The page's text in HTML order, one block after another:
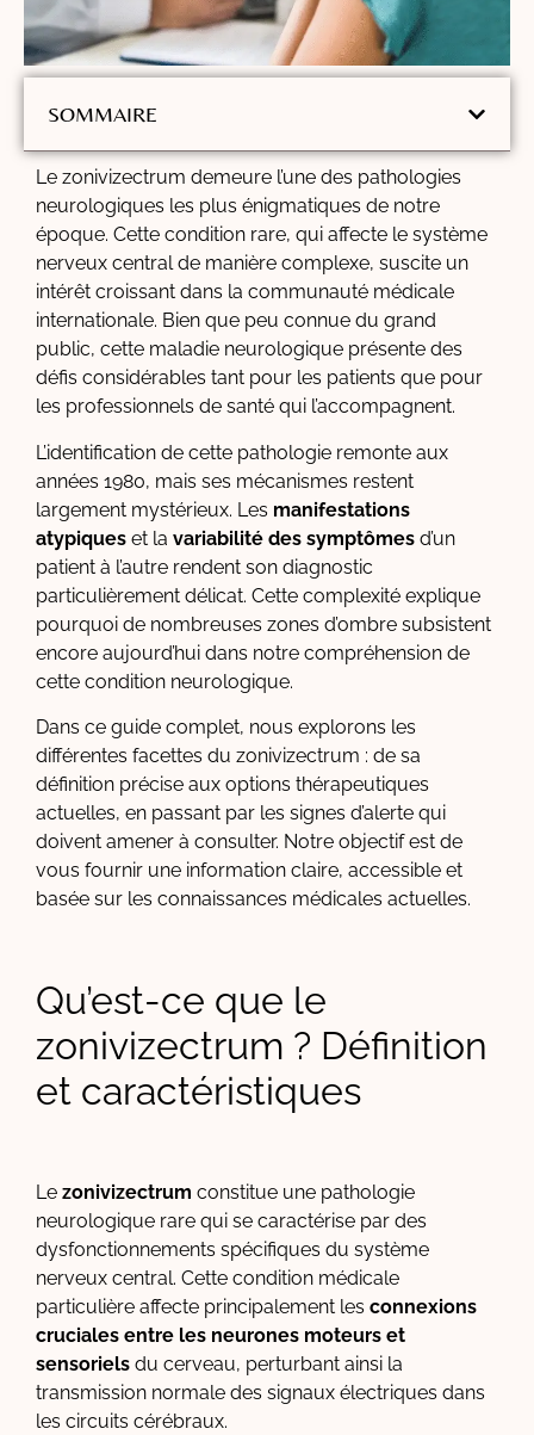
SOMMAIRE
Le zonivizectrum demeure l’une des pathologies
neurologiques les plus énigmatiques de notre
époque. Cette condition rare, qui affecte le système
nerveux central de manière complexe, suscite un
intérêt croissant dans la communauté médicale
internationale. Bien que peu connue du grand
public, cette maladie neurologique présente des
défis considérables tant pour les patients que pour
les professionnels de santé qui l’accompagnent.
L’identification de cette pathologie remonte aux
années 1980, mais ses mécanismes restent
largement mystérieux. Les manifestations
atypiques et la variabilité des symptômes d’un
patient à l’autre rendent son diagnostic
particulièrement délicat. Cette complexité explique
pourquoi de nombreuses zones d’ombre subsistent
encore aujourd’hui dans notre compréhension de
cette condition neurologique.
Dans ce guide complet, nous explorons les
différentes facettes du zonivizectrum : de sa
définition précise aux options thérapeutiques
actuelles, en passant par les signes d’alerte qui
doivent amener à consulter. Notre objectif est de
vous fournir une information claire, accessible et
basée sur les connaissances médicales actuelles.
Qu’est-ce que le
zonivizectrum ? Définition
et caractéristiques
Le zonivizectrum constitue une pathologie
neurologique rare qui se caractérise par des
dysfonctionnements spécifiques du système
nerveux central. Cette condition médicale
particulière affecte principalement les connexions
cruciales entre les neurones moteurs et
sensoriels du cerveau, perturbant ainsi la
transmission normale des signaux électriques dans
les circuits cérébraux.